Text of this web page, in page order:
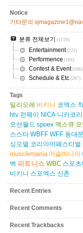
Notice
기타문의
분류 전체보기 (1119)
Entertainment(222)
Performence (184)
Contest & Event(506)
Schedule & Etc (207)
Tags
밀리오레 비키니 코엑스
htv 런웨이 NICA 니카코
오션월드 spoex 맥스큐 모
스스타 WBFF WFF 동대문
싱모델 코리아미페스티벌
musclemania 머슬마니아
백 피트니스 WBC 스포츠
비키니 스포엑스 신촌
Recent Entries
Recent Comments
Recent Trackbacks